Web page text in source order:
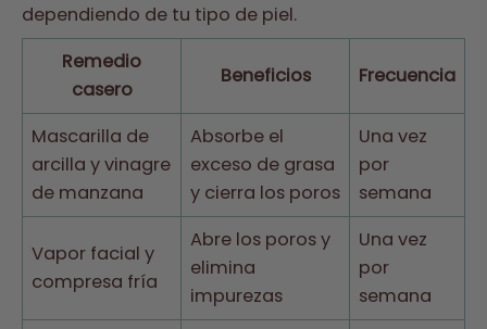
dependiendo de tu tipo de piel.
Remedio
casero
Beneficios Frecuencia
Mascarilla de
arcilla y vinagre
de manzana
Absorbe el
exceso de grasa
y cierra los poros
Una vez
por
semana
Vapor facial y
compresa fría
Abre los poros y
elimina
impurezas
Una vez
por
semana